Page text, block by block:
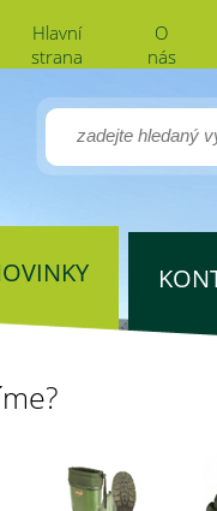
Hlavní
strana
O
nás